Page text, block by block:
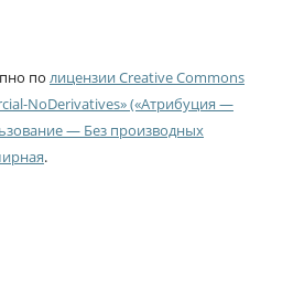
по лицензии Creative Commons
NoDerivatives» («Атрибуция —
— Без производных
.